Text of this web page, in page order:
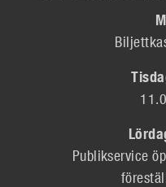
Publikservice